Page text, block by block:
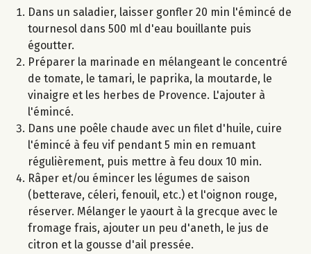
Dans un saladier, laisser gonfler 20 min l'émincé de
tournesol dans 500 ml d'eau bouillante puis
égoutter.
Préparer la marinade en mélangeant le concentré
de tomate, le tamari, le paprika, la moutarde, le
vinaigre et les herbes de Provence. L'ajouter à
l'émincé.
Dans une poêle chaude avec un filet d'huile, cuire
l'émincé à feu vif pendant 5 min en remuant
régulièrement, puis mettre à feu doux 10 min.
Râper et/ou émincer les légumes de saison
(betterave, céleri, fenouil, etc.) et l'oignon rouge,
réserver. Mélanger le yaourt à la grecque avec le
fromage frais, ajouter un peu d'aneth, le jus de
citron et la gousse d'ail pressée.